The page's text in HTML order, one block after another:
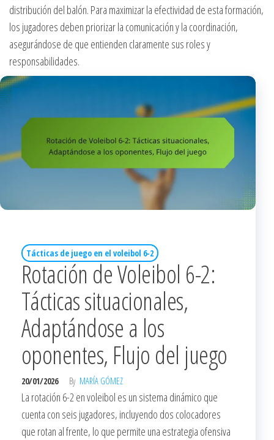
distribución del balón. Para maximizar la efectividad de esta formación,
los jugadores deben priorizar la comunicación y la coordinación,
asegurándose de que entienden claramente sus roles y
responsabilidades.
Tácticas de juego en el voleibol 6-2
Rotación de Voleibol 6-2:
Tácticas situacionales,
Adaptándose a los
oponentes, Flujo del juego
20/01/2026 By MARÍA GÓMEZ
La rotación 6-2 en voleibol es un sistema dinámico que
cuenta con seis jugadores, incluyendo dos colocadores
que rotan al frente, lo que permite una estrategia ofensiva